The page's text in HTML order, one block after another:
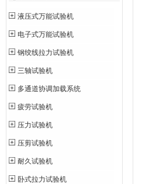
液压式万能试验机
电子式万能试验机
钢绞线拉力试验机
三轴试验机
多通道协调加载系统
疲劳试验机
压力试验机
压剪试验机
耐久试验机
卧式拉力试验机